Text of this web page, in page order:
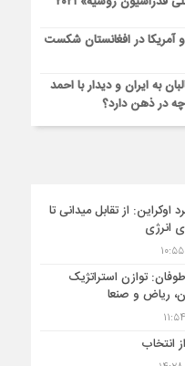
در افغانستان شکست
به ایران و دیدار با احمد
در ذهن دارد؟
اوکراین: از تقابل میدانی تا
انرژی
طوفان: توازن استراتژیک
ریاض و صنعا
انتخاب